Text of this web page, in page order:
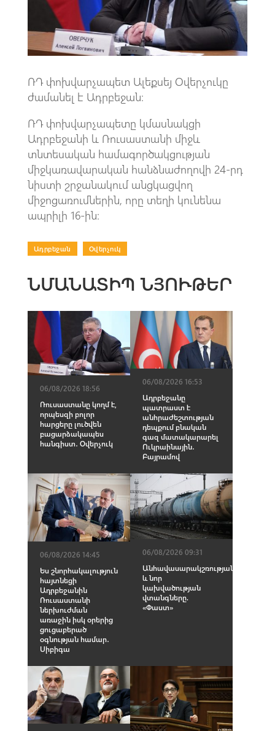
p
ՌԴ փոխվարչապետ Ալեքսեյ Օվերչուկը
ժամանել է Ադրբեջան։
ՌԴ փոխվարչապետը կմասնակցի
Ադրբեջանի և Ռուսաստանի միջև
տնտեսական համագործակցության
միջկառավարական հանձնաժողովի 24-րդ
նիստի շրջանակում անցկացվող
միջոցառումներին, որը տեղի կունենա
ապրիլի 16-ին։
Ադրբեջան Օվերչուկ
ՆՄԱՆԱՏԻՊ ՆՅՈՒԹԵՐ
06/08/2026 18:56
Ռուսաստանը կողմ է,
որպեսզի բոլոր
հարցերը լուծվեն
բացարձակապես
հանգիստ․ Օվերչուկ
06/08/2026 16:53
Ադրբեջանը
պատրաստ է
անհրաժեշտության
դեպքում բնական
գազ մատակարարել
Ուկրաինային․
Բայրամով
06/08/2026 14:45
Ես շնորհակալություն
հայտնեցի
Ադրբեջանին
Ռուսաստանի
ներխուժման
առաջին իսկ օրերից
ցուցաբերած
օգնության համար․
Սիբիգա
06/08/2026 09:31
Անհավասարակշռության
և նոր
կախվածության
վտանգները.
«Փաստ»